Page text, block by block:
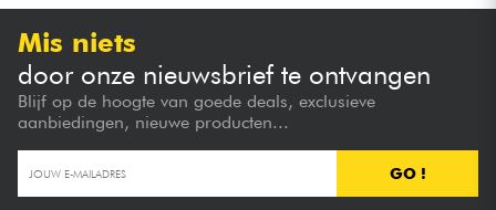
Mis niets
door onze nieuwsbrief te ontvangen
Blijf op de hoogte van goede deals, exclusieve
aanbiedingen, nieuwe producten...
GO !